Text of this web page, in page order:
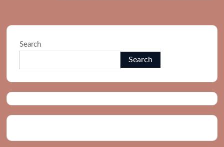
Search
Search